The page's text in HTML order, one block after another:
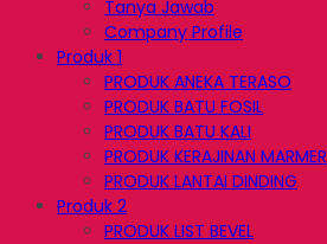
Tanya Jawab
Company Profile
Produk 1
PRODUK ANEKA TERASO
PRODUK BATU FOSIL
PRODUK BATU KALI
PRODUK KERAJINAN MARMER
PRODUK LANTAI DINDING
Produk 2
PRODUK LIST BEVEL